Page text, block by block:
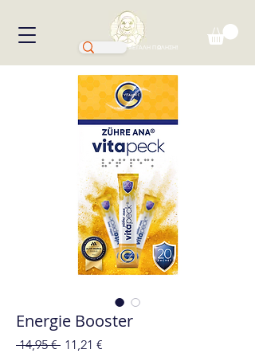
ΜΕΓΑΛΗ ΠΩΛΗΣΗ!
Energie Booster
14,95 € Κανονική
11,21 €